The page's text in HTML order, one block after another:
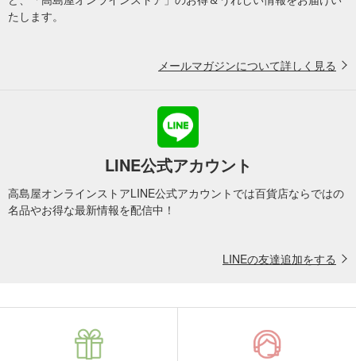
たします。
メールマガジンについて詳しく見る
LINE公式アカウント
高島屋オンラインストアLINE公式アカウントでは百貨店ならではの
名品やお得な最新情報を配信中！
LINEの友達追加をする